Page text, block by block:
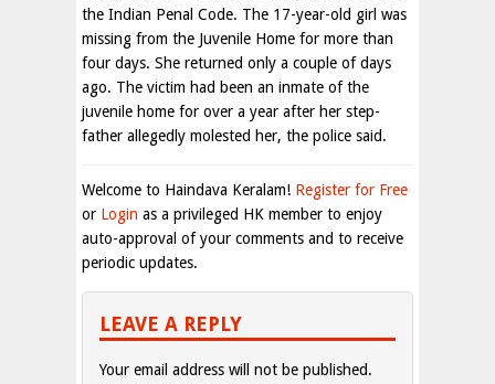
the Indian Penal Code. The 17-year-old girl was
missing from the Juvenile Home for more than
four days. She returned only a couple of days
ago. The victim had been an inmate of the
juvenile home for over a year after her step-
father allegedly molested her, the police said.
Welcome to Haindava Keralam! Register for Free
or Login as a privileged HK member to enjoy
auto-approval of your comments and to receive
periodic updates.
LEAVE A REPLY
Your email address will not be published.